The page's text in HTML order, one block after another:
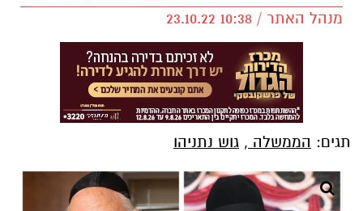
מנהל האתר / 10:38 23.10.22
תגים: הממשלה , גוש נתניהו